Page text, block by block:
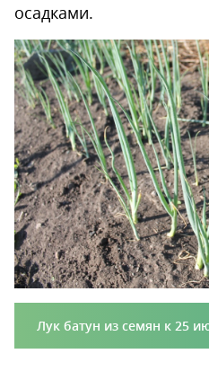
осадками.
Лук батун из семян к 25